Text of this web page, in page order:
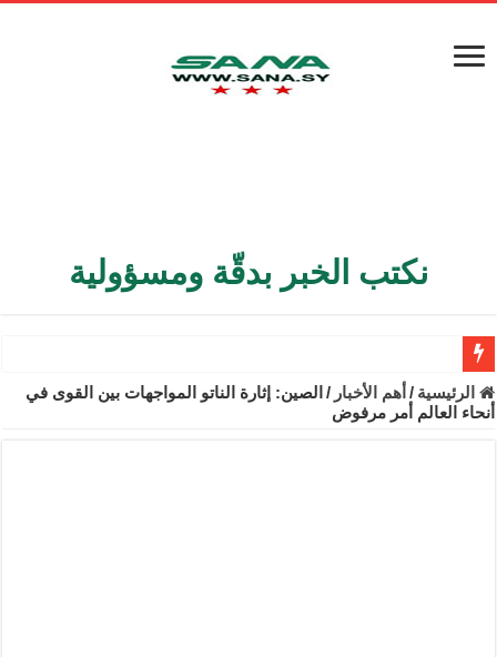
نكتب الخبر بدقّة ومسؤولية
الأمن الداخلي يعثر على مقبرة جماعية في ريف اللاذقية تضم 9 جثامين
الوزير الشيباني يبحث في باريس تعزيز الاستقرار في سوريا
الرئيسية / أهم الأخبار / الصين: إثارة الناتو المواجهات بين القوى في
أنحاء العالم أمر مرفوض